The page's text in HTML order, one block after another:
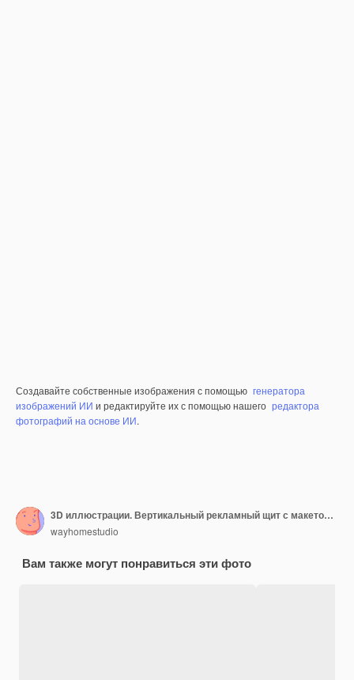
Создавайте собственные изображения с помощью генератора
изображений ИИ и редактируйте их с помощью нашего редактора
фотографий на основе ИИ.
3D иллюстрации. Вертикальный рекламный щит с макетом места для вашей рекламы на фоне городского пространства. Пустой рекламный стенд. Доска общественной информации в городских условиях. Окно дисплея. Городской пейзаж
wayhomestudio
Вам также могут понравиться эти фото